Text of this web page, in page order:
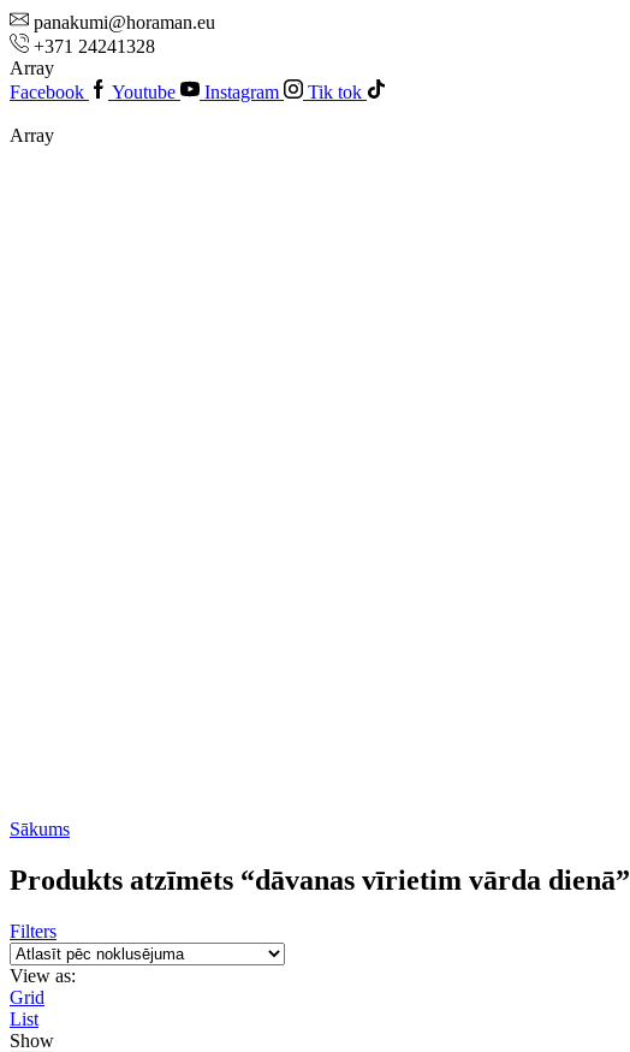
panakumi@horaman.eu
+371 24241328
Array
Facebook
Youtube Instagram Tik tok
Array
Sākums
Produkts atzīmēts “dāvanas vīrietim vārda dienā”
Filters
View as:
Grid
List
Show